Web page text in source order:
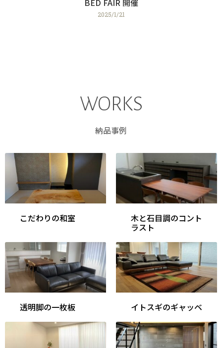
BED FAIR 開催
2025/1/21
WORKS
納品事例
こだわりの和室 木と石目調のコント
ラスト
透明脚の一枚板 イトスギのギャッベ